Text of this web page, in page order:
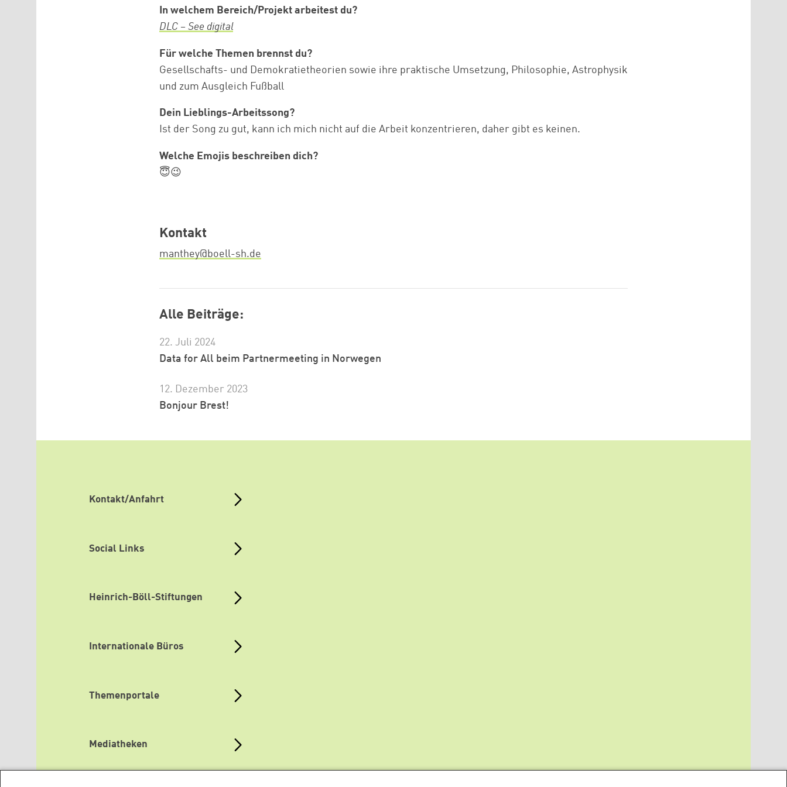
In welchem Bereich/Projekt arbeitest du?
DLC – See digital
Für welche Themen brennst du?
Gesellschafts- und Demokratietheorien sowie ihre praktische Umsetzung, Philosophie, Astrophysik
und zum Ausgleich Fußball
Dein Lieblings-Arbeitssong?
Ist der Song zu gut, kann ich mich nicht auf die Arbeit konzentrieren, daher gibt es keinen.
Welche Emojis beschreiben dich?
😇😉
Kontakt
manthey@boell-sh.de
Alle Beiträge:
22. Juli 2024
Data for All beim Partnermeeting in Norwegen
12. Dezember 2023
Bonjour Brest!
Kontakt/Anfahrt
Social Links
Heinrich-Böll-Stiftungen
Internationale Büros
Themenportale
Mediatheken